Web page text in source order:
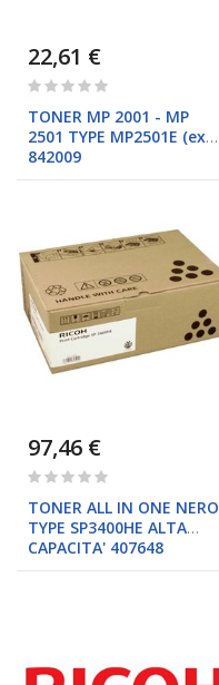
22,61 €
Rating:
TONER MP 2001 - MP
2501 TYPE MP2501E (ex
842009
97,46 €
Rating:
TONER ALL IN ONE NERO
TYPE SP3400HE ALTA
CAPACITA' 407648